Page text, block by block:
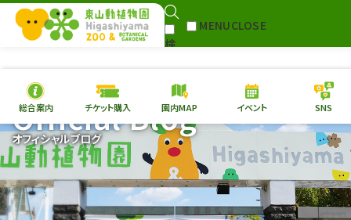
検
MENUCLOSE
本日の開園情報 チケ
園内MAP イベント
総合案内
総合案内 チケット購入 園内MAP イベント SNS
オフィシャルブログ
Official Blog